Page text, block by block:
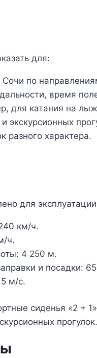
для:
Сочи по
время
для катания на
экскурсионных
разного характера.
для
км/ч.
ч.
4 250 м.
и посадки:
м/с.
сиденья «2 +